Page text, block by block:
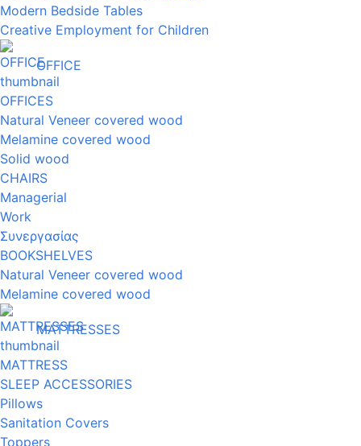
Modern Bedside Tables
Creative Employment for Children
OFFICE
OFFICES
Natural Veneer covered wood
Melamine covered wood
Solid wood
CHAIRS
Managerial
Work
Συνεργασίας
BOOKSHELVES
Natural Veneer covered wood
Melamine covered wood
MATTRESSES
MATTRESS
SLEEP ACCESSORIES
Pillows
Sanitation Covers
Toppers